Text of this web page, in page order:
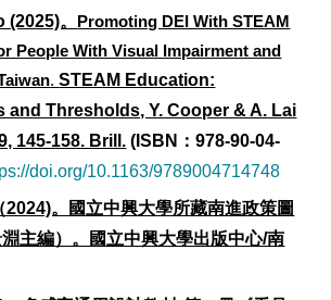
。
Promoting DEI With STEAM
People With Visual Impairment and
.STEAM Education:
and Thresholds, Y. Cooper & A. Lai
145-158. Brill. (ISBN：978-90-04-
doi.org/10.1163/9789004714748
2024)。國立中興大學所藏南進政策圖
主編）。國立中興大學出版中心/南